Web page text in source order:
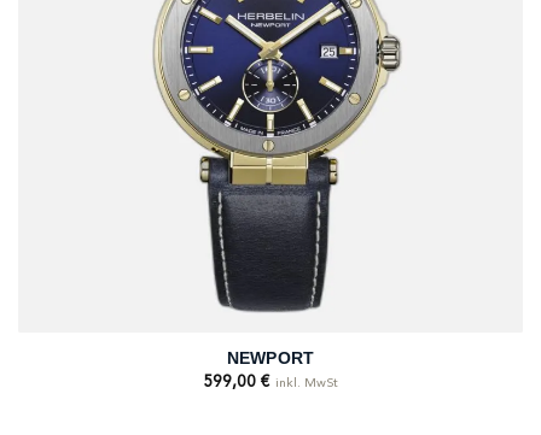
NEWPORT
599,00 € inkl. MwSt